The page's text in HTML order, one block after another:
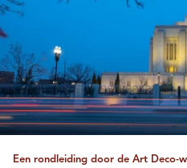
Een rondleiding door de Art Deco-